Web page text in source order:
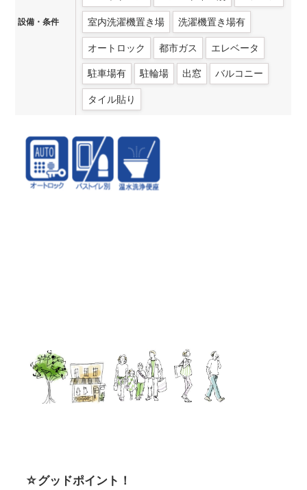
設備・条件 室内洗濯機置き場 洗濯機置き場有
オートロック 都市ガス エレベータ
駐車場有 駐輪場 出窓 バルコニー
タイル貼り
☆グッドポイント！